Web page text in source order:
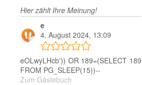
Hier zählt Ihre Meinung!
e
4. August 2024, 13:09
eOLwyLHcb')) OR 189=(SELECT 189
FROM PG_SLEEP(15))--
Zum Gästebuch